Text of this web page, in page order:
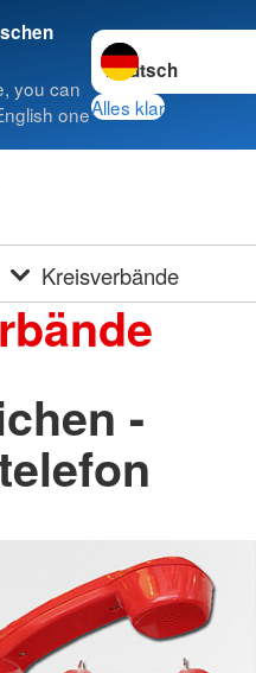
you can
one
Sprache wechseln
Alles klar
Kreisverbände
-